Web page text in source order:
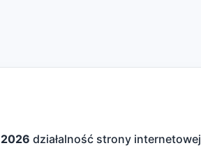
działalność strony internetowej